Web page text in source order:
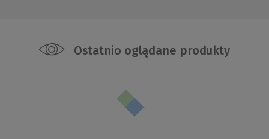
Ostatnio oglądane produkty